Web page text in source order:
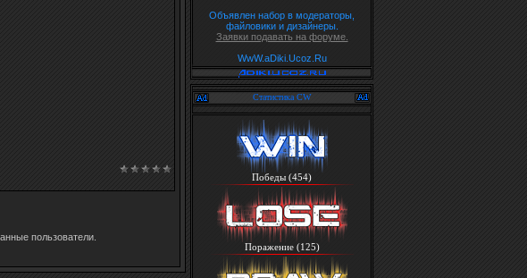
пользователи.
Объявлен набор в модераторы,
файловики и дизайнеры.
Заявки подавать на форуме.
WwW.aDiki.Ucoz.Ru
Статистика CW
Победы (454)
Поражение (125)